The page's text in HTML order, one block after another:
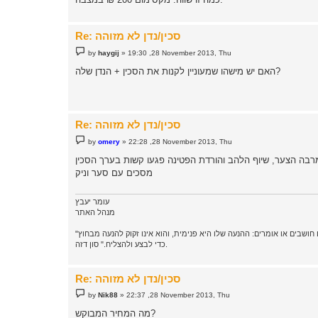
Re: סכין/נדן לא מזוהה
P
o
t
byhaygij » 19:30 ,28 November 2013, Thu
האם יש מישהו שמעוניין לקנות את הסכין + הנדן שלה?
Re: סכין/נדן לא מזוהה
P
o
t
byomery »22:28 ,28 November 2013, Thu
הצער, שיוף הלהב והורדת הפטינה פגעו קשות בערך הסכין
מסכים עם סער וניק
עומר יעבץ
מנהל האתר
"מנהיגות, פירושה קודם כל, ניהול החיים על פי מערכת ערכים אישית, המותאמת לדרך החיים. מנהיג אינו מוטרד ממה שאחרים חושבים או אומרים: ההנעה שלו היא פנימית, והוא אינו זקוק להנעה מבחוץ
Re: סכין/נדן לא מזוהה
P
o
byNik88 »22:37 ,28 November 2013, Thu
מה המחיר המבוקש?